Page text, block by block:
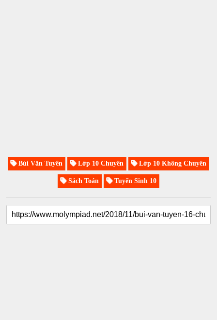
Bùi Văn Tuyên Lớp 10 Chuyên Lớp 10 Không Chuyên
Sách Toán Tuyển Sinh 10